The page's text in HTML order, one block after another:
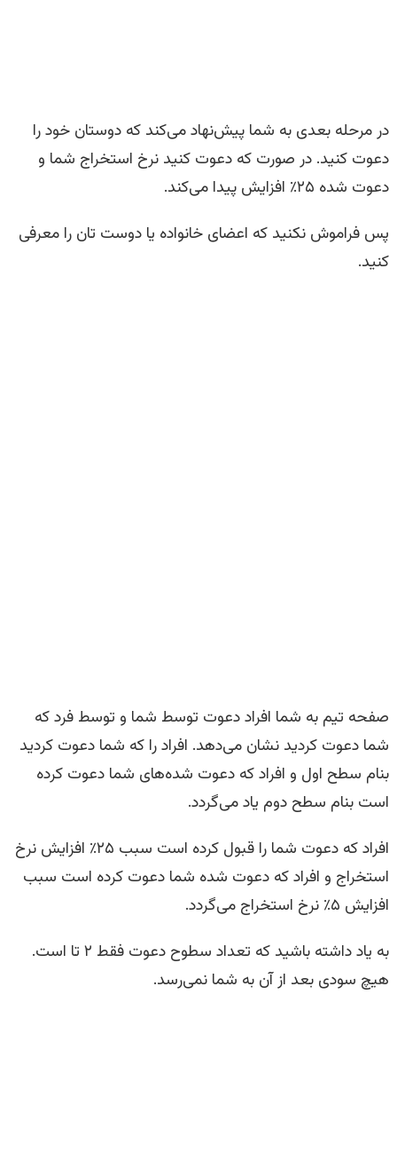
در مرحله بعدی به شما پیش‌نهاد می‌کند که دوستان خود را
دعوت کنید. در صورت که دعوت کنید نرخ استخراج شما و
دعوت شده ۲۵٪ افزایش پیدا می‌کند.
پس فراموش نکنید که اعضای خانواده یا دوست تان را معرفی
کنید.
صفحه تیم به شما افراد دعوت توسط شما و توسط فرد که
شما دعوت کردید نشان می‌دهد. افراد را که شما دعوت کردید
بنام سطح اول و افراد که دعوت شده‌های شما دعوت کرده
است بنام سطح دوم یاد می‌گردد.
افراد که دعوت شما را قبول کرده است سبب ۲۵٪ افزایش نرخ
استخراج و افراد که دعوت شده شما دعوت کرده است سبب
افزایش ۵٪ نرخ استخراج می‌گردد.
به یاد داشته باشید که تعداد سطوح دعوت فقط ۲ تا است.
هیچ سودی بعد از آن به شما نمی‌رسد.